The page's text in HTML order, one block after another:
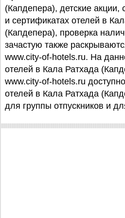
(Капдепера), детские акции,
и сертификатах отелей в
(Капдепера), проверка
зачастую также
www.city-of-hotels.ru. На
отелей в Кала Ратхада
www.city-of-hotels.ru
отелей в Кала Ратхада
для группы отпускников и